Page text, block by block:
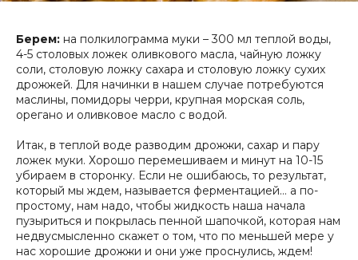
Берем: на полкилограмма муки – 300 мл теплой воды,
4-5 столовых ложек оливкового масла, чайную ложку
соли, столовую ложку сахара и столовую ложку сухих
дрожжей. Для начинки в нашем случае потребуются
маслины, помидоры черри, крупная морская соль,
орегано и оливковое масло с водой.
Итак, в теплой воде разводим дрожжи, сахар и пару
ложек муки. Хорошо перемешиваем и минут на 10-15
убираем в сторонку. Если не ошибаюсь, то результат,
который мы ждем, называется ферментацией… а по-
простому, нам надо, чтобы жидкость наша начала
пузыриться и покрылась пенной шапочкой, которая нам
недвусмысленно скажет о том, что по меньшей мере у
нас хорошие дрожжи и они уже проснулись, ждем!